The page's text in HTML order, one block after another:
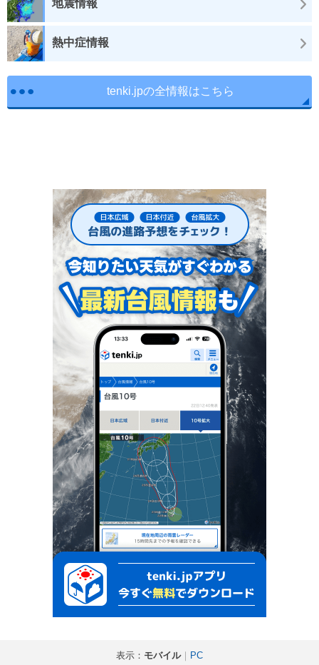
地震情報
熱中症情報
tenki.jpの全情報はこちら
表示： モバイル｜ PC